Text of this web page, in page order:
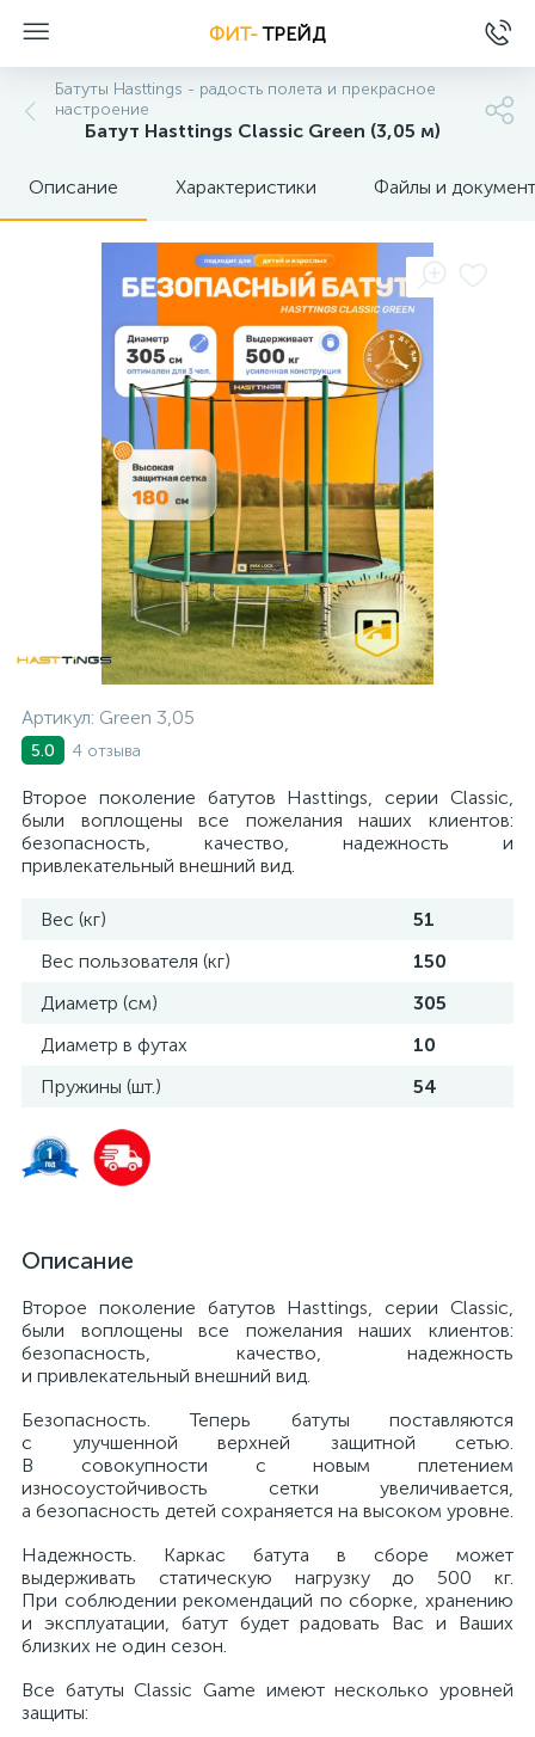
ФИТ-ТРЕЙД
Батуты Hasttings - радость полета и прекрасное
настроение
Батут Hasttings Classic Green (3,05 м)
Описание Характеристики Файлы и
Артикул: Green 3,05
5.0 4 отзыва
Второе поколение батутов Hasttings, серии Classic,
были воплощены все пожелания наших клиентов:
безопасность, качество, надежность и
привлекательный внешний вид.
Вес (кг)
51
Вес пользователя (кг)
150
Диаметр (см)
305
Диаметр в футах
10
Пружины (шт.)
54
Описание
Второе поколение батутов Hasttings, серии Classic,
были воплощены все пожелания наших клиентов:
безопасность, качество, надежность
и привлекательный внешний вид.
Безопасность. Теперь батуты поставляются
с улучшенной верхней защитной сетью.
В совокупности с новым плетением
износоустойчивость сетки увеличивается,
а безопасность детей сохраняется на высоком уровне.
Надежность. Каркас батута в сборе может
выдерживать статическую нагрузку до 500 кг.
При соблюдении рекомендаций по сборке, хранению
и эксплуатации, батут будет радовать Вас и Ваших
близких не один сезон.
Все батуты Classic Game имеют несколько уровней
защиты: